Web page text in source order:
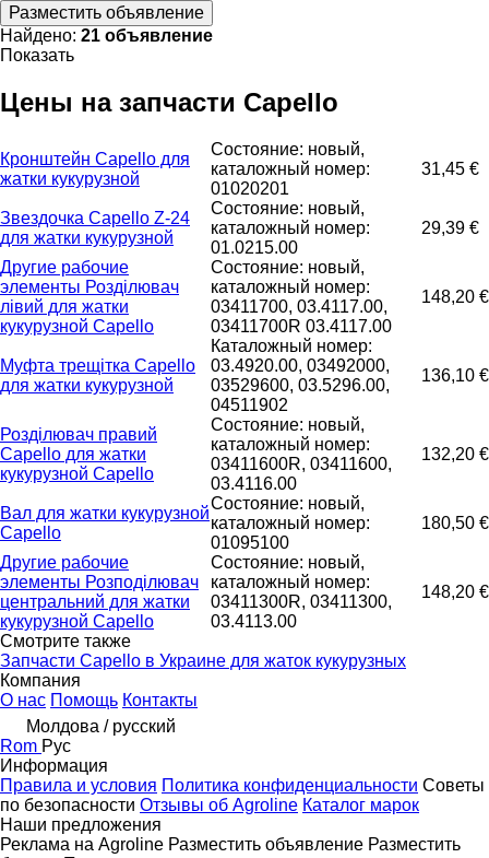
Разместить объявление
Найдено: 21 объявление
Показать
Цены на запчасти Capello
Кронштейн Capello для
жатки кукурузной
Состояние: новый,
каталожный номер:
01020201
31,45 €
Звездочка Capello Z-24
для жатки кукурузной
Состояние: новый,
каталожный номер:
01.0215.00
29,39 €
Другие рабочие
элементы Розділювач
лівий для жатки
кукурузной Capello
Состояние: новый,
каталожный номер:
03411700, 03.4117.00,
03411700R 03.4117.00
148,20 €
Муфта трещітка Capello
для жатки кукурузной
Каталожный номер:
03.4920.00, 03492000,
03529600, 03.5296.00,
04511902
136,10 €
Розділювач правий
Capello для жатки
кукурузной Capello
Состояние: новый,
каталожный номер:
03411600R, 03411600,
03.4116.00
132,20 €
Вал для жатки кукурузной
Capello
Состояние: новый,
каталожный номер:
01095100
180,50 €
Другие рабочие
элементы Розподілювач
центральний для жатки
кукурузной Capello
Состояние: новый,
каталожный номер:
03411300R, 03411300,
03.4113.00
148,20 €
Смотрите также
Запчасти Capello в Украине для жаток кукурузных
Компания
О нас Помощь Контакты
Молдова / русский
Rom Рус
Информация
Правила и условия Политика конфиденциальности Советы
по безопасности Отзывы об Agroline Каталог марок
Наши предложения
Реклама на Agroline Разместить объявление Разместить